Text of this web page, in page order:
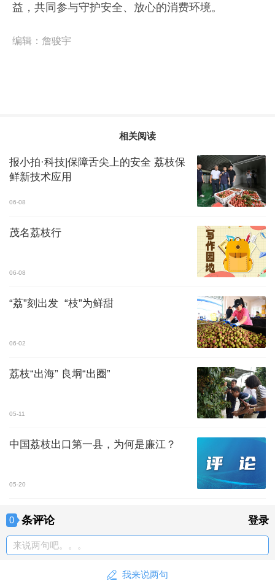
益，共同参与守护安全、放心的消费环境。
编辑： 詹骏宇
相关阅读
报小拍·科技|保障舌尖上的安全 荔枝保
鲜新技术应用
06-08
茂名荔枝行
06-08
“荔”刻出发 “枝”为鲜甜
06-02
荔枝“出海” 良垌“出圈”
05-11
中国荔枝出口第一县，为何是廉江？
05-20
0 条评论 登录
来说两句吧。。。
我来说两句